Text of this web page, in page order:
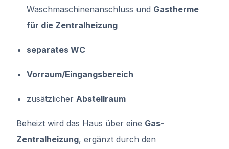
Waschmaschinenanschluss und Gastherme
für die Zentralheizung
separates WC
Vorraum/Eingangsbereich
zusätzlicher Abstellraum
Beheizt wird das Haus über eine Gas-
Zentralheizung, ergänzt durch den